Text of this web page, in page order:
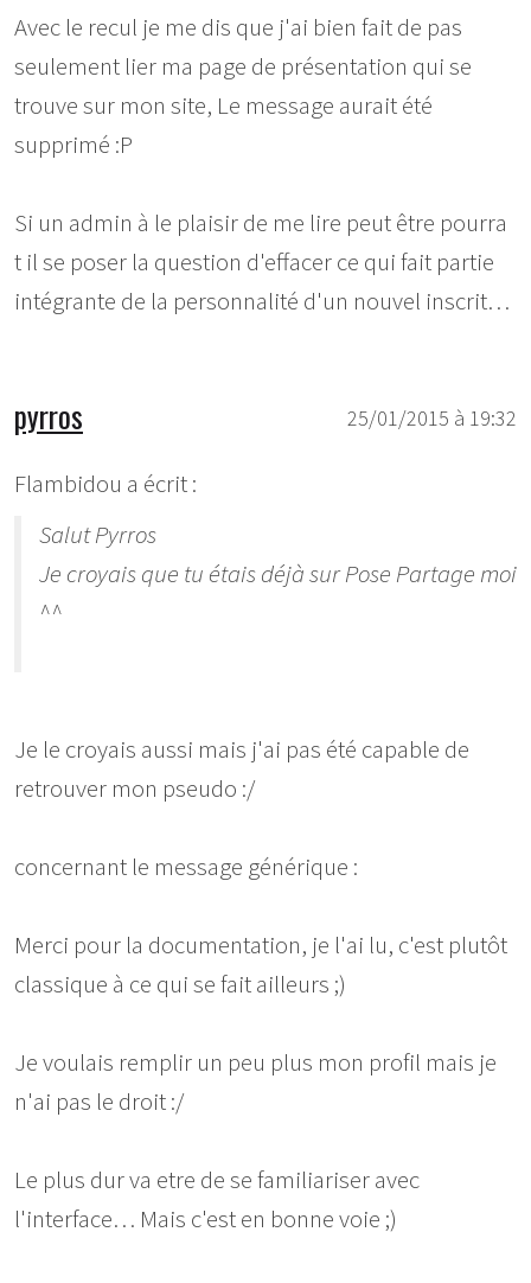
Avec le recul je me dis que j'ai bien fait de pas
seulement lier ma page de présentation qui se
trouve sur mon site, Le message aurait été
supprimé :P
Si un admin à le plaisir de me lire peut être pourra
t il se poser la question d'effacer ce qui fait partie
intégrante de la personnalité d'un nouvel inscrit…
25/01/2015 à 19:32
pyrros
Flambidou a écrit :
Salut Pyrros
Je croyais que tu étais déjà sur Pose Partage moi
^^
Je le croyais aussi mais j'ai pas été capable de
retrouver mon pseudo :/
concernant le message générique :
Merci pour la documentation, je l'ai lu, c'est plutôt
classique à ce qui se fait ailleurs ;)
Je voulais remplir un peu plus mon profil mais je
n'ai pas le droit :/
Le plus dur va etre de se familiariser avec
l'interface… Mais c'est en bonne voie ;)